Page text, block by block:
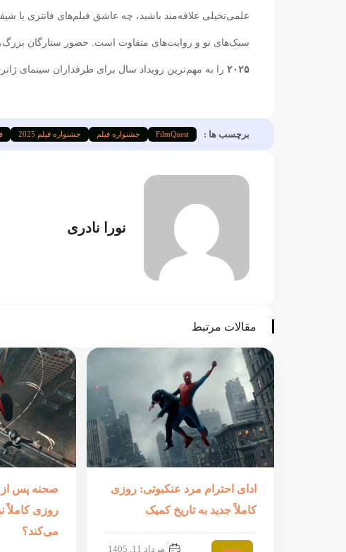
علمی‌تخیلی علاقه‌مند باشید، چه عاشق فیلم‌های فانتزی
سبک‌های نو و روایت‌های متفاوت است. حضور ستارگان بزرگ،
۲۰۲۵ را به مهم‌ترین رویداد سال برای طرفداران سینمای
برچسب ها : FilmQuest جشنواره فیلم جشنواره فیلم 2025
نورا نادری
مقالات مرتبط
ادای احترام مرد عنکبوتی: روزی
کاملاً جدید به تاریخ کمیک
سینما مرداد 11, 1405
صحنه پس از
روزی کاملاً
می‌کند؟